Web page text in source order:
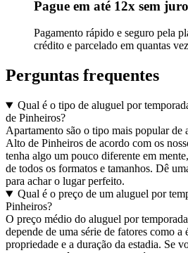
Pague em até 12x sem
Pagamento rápido e seguro pela
crédito e parcelado em quantas
Perguntas frequentes
Qual é o tipo de aluguel por
de Pinheiros?
Apartamento são o tipo mais popular de
Alto de Pinheiros de acordo com os
tenha algo um pouco diferente em
de todos os formatos e tamanhos. Dê
para achar o lugar perfeito.
Qual é o preço de um aluguel por
Pinheiros?
O preço médio do aluguel por
depende de uma série de fatores como
propriedade e a duração da estadia. Se